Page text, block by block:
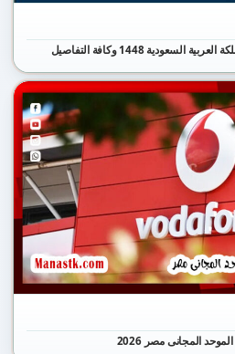
1448 وكافة التفاصيل
المجانى مصر 2026